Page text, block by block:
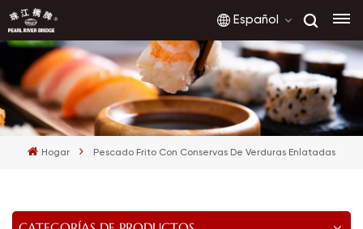
Español
English
français
Hogar Pescado Frito Con Conservas De Verduras Enlatadas